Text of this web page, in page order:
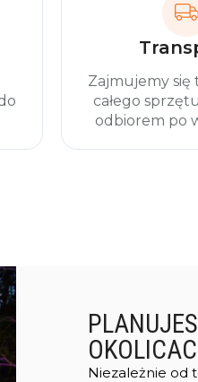
Zajmujemy się
całego
odbiorem po
Niezależnie od